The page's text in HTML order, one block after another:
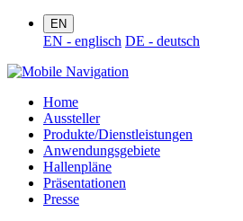
EN
EN - englisch DE - deutsch
Home
Aussteller
Produkte/Dienstleistungen
Anwendungsgebiete
Hallenpläne
Präsentationen
Presse